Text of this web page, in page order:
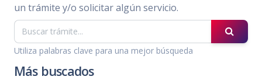
un trámite y/o solicitar algún servicio.
Utiliza palabras clave para una mejor búsqueda
Más buscados